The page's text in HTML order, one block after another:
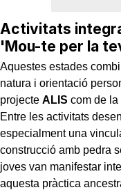
Activitats
'Mou-te per la
Aquestes estades
natura i orientació
projecte ALIS com de la
Entre les activitats
especialment una
construcció amb pedra
joves van manifestar
aquesta pràctica